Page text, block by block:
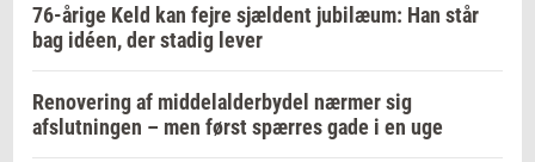
76-årige Keld kan fejre sjældent jubilæum: Han står
bag idéen, der stadig lever
Renovering af middelalderbydel nærmer sig
afslutningen – men først spærres gade i en uge